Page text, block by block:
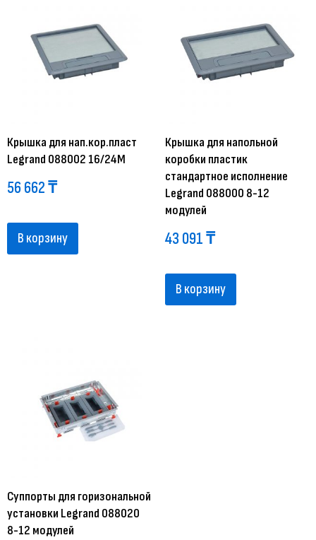
Крышка для нап.кор.пласт
Legrand 088002 16/24М
56 662₸
В корзину
Крышка для напольной
коробки пластик
стандартное исполнение
Legrand 088000 8-12
модулей
43 091₸
В корзину
Суппорты для горизональной
установки Legrand 088020
8-12 модулей